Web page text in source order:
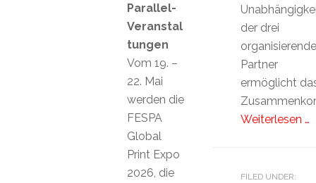
der drei
Partner
ermöglicht
Weiterlesen …
FILED UNDER:
Parallel-
Veranstal
tungen
Vom 19. –
22. Mai
werden die
FESPA
Global
Print Expo
2026, die